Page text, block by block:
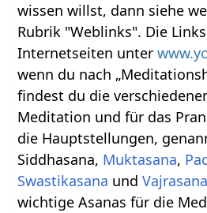
wissen willst, dann siehe
Rubrik "Weblinks". Die
Internetseiten unter
wenn du nach
findest du die
Meditation und für das
die Hauptstellungen,
Siddhasana, Muktasana,
Swastikasana undVajrasana
wichtige Asanas für die